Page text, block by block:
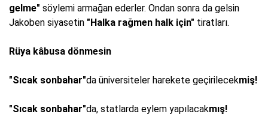
gelme" söylemi armağan ederler. Ondan sonra da gelsin
Jakoben siyasetin "Halka rağmen halk için" tiratları.
Rüya kâbusa dönmesin
"Sıcak sonbahar"da üniversiteler harekete geçirilecekmiş!
"Sıcak sonbahar"da, statlarda eylem yapılacakmış!